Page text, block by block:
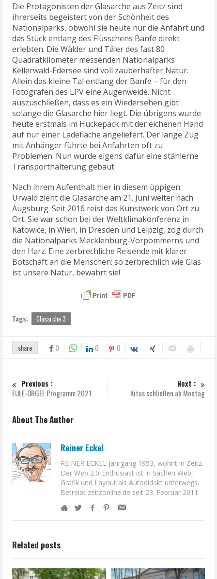
Die Protagonisten der Glasarche aus Zeitz sind
ihrerseits begeistert von der Schönheit des
Nationalparks, obwohl sie heute nur die Anfahrt und
das Stück entlang des Flüsschens Banfe direkt
erlebten. Die Wälder und Täler des fast 80
Quadratkilometer messenden Nationalparks
Kellerwald-Edersee sind voll zauberhafter Natur.
Allein das kleine Tal entlang der Banfe – für den
Fotografen des LPV eine Augenweide. Nicht
auszuschließen, dass es ein Wiedersehen gibt
solange die Glasarche hier liegt. Die übrigens wurde
heute erstmals im Huckepack mit der eichenen Hand
auf nur einer Ladefläche angeliefert. Der lange Zug
mit Anhänger führte bei Anfahrten oft zu
Problemen. Nun wurde eigens dafür eine stählerne
Transporthalterung gebaut.
Nach ihrem Aufenthalt hier in diesem üppigen
Urwald zieht die Glasarche am 21. Juni weiter nach
Augsburg. Seit 2016 reist das Kunstwerk von Ort zu
Ort. Sie war schon bei der Weltklimakonferenz in
Katowice, in Wien, in Dresden und Leipzig, zog durch
die Nationalparks Mecklenburg-Vorpommerns und
den Harz. Eine zerbrechliche Reisende mit klarer
Botschaft an die Menschen: so zerbrechlich wie Glas
ist unsere Natur, bewahrt sie!
Tags: Glasarche 3
share 0 0 0
Previous :
EULE-ORGEL Programm 2021
Next :
Kitas schließen ab Montag
About The Author
Reiner Eckel
REINER ECKEL Jahrgang 1953, wohnt in Zeitz.
Der Web 2.0-Enthusiast ist in Sachen Web,
Grafik und Layout als Autodidakt unterwegs.
Betreibt zeitzonline.de seit 23. Februar 2011.
Related posts